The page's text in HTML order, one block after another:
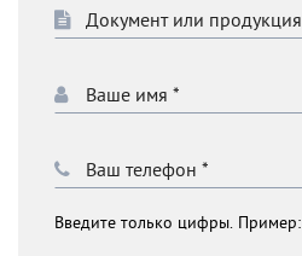
Введите только цифры. Пример: